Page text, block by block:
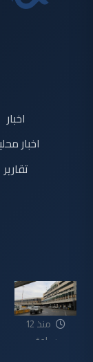
اخبار
اخبار
تقارير
منذ 12
ساعة